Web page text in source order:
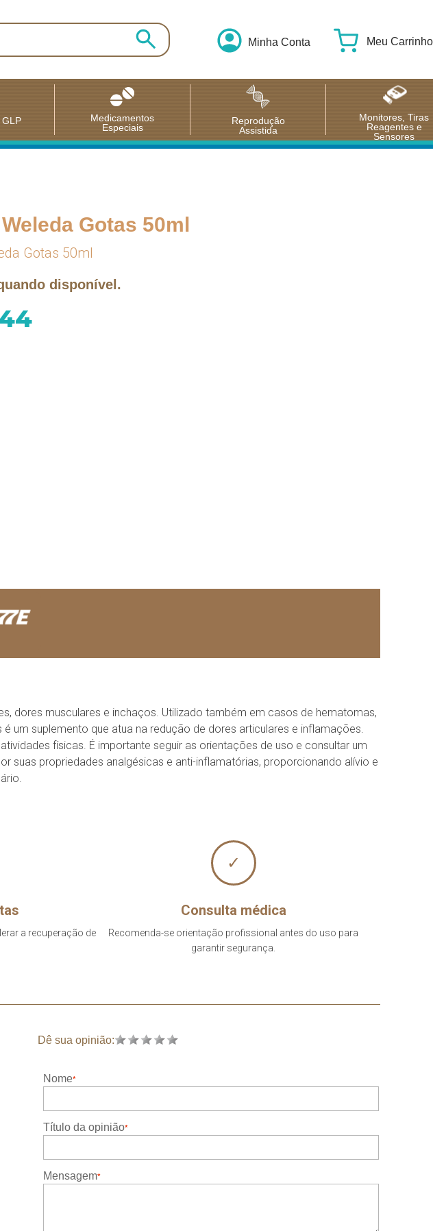
Minha Conta Meu Carrinho
Medicamentos
Especiais
Reprodução
Assistida
Monitores, Tiras
Reagentes e
Sensores
Gotas 50ml
Gotas 50ml
disponível.
dores musculares e inchaços. Utilizado também em casos de hematomas,
um suplemento que atua na redução de dores articulares e inflamações.
físicas. É importante seguir as orientações de uso e consultar um
suas propriedades analgésicas e anti-inflamatórias, proporcionando alívio e
a recuperação de
✓
Consulta médica
Recomenda-se orientação profissional antes do uso para
garantir segurança.
Dê sua opinião:
Nome
Título da opinião
Mensagem